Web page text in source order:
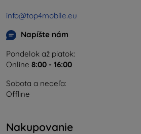
info@top4mobile.eu
Napíšte nám
Pondelok až piatok:
Online 8:00 - 16:00
Sobota a nedeľa:
Offline
Nakupovanie